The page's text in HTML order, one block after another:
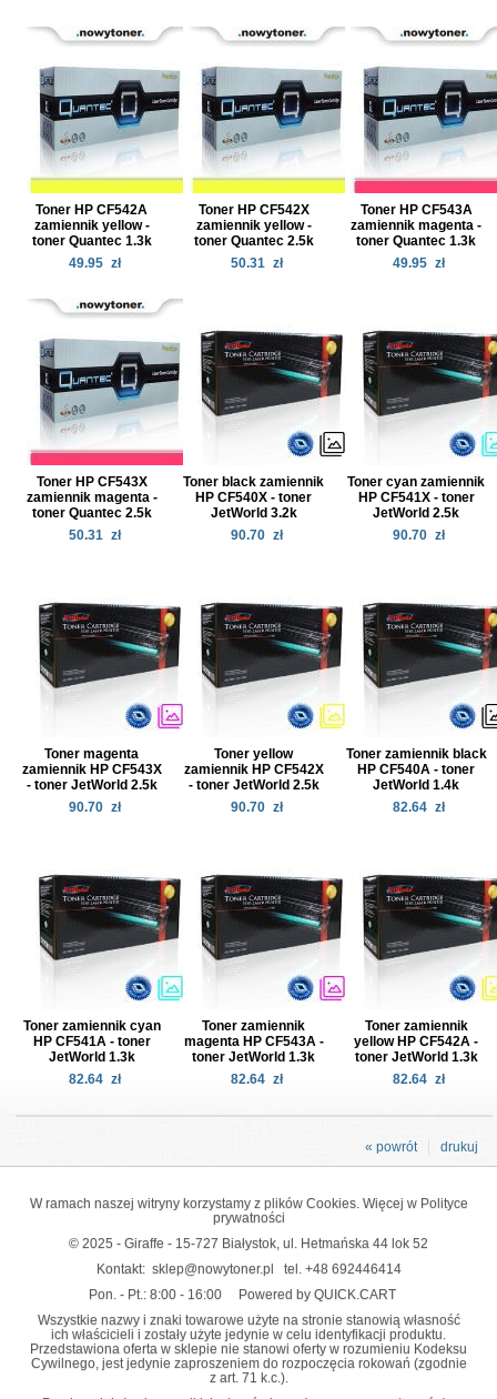
Toner HP CF542A
zamiennik yellow -
toner Quantec 1.3k
49.95 zł
Toner HP CF542X
zamiennik yellow -
toner Quantec 2.5k
50.31 zł
Toner HP CF543A
zamiennik magenta -
toner Quantec 1.3k
49.95 zł
Toner HP CF543X
zamiennik magenta -
toner Quantec 2.5k
50.31 zł
Toner black zamiennik
HP CF540X - toner
JetWorld 3.2k
90.70 zł
Toner cyan zamiennik
HP CF541X - toner
JetWorld 2.5k
90.70 zł
Toner magenta
zamiennik HP CF543X
- toner JetWorld 2.5k
90.70 zł
Toner yellow
zamiennik HP CF542X
- toner JetWorld 2.5k
90.70 zł
Toner zamiennik black
HP CF540A - toner
JetWorld 1.4k
82.64 zł
Toner zamiennik cyan
HP CF541A - toner
JetWorld 1.3k
82.64 zł
Toner zamiennik
magenta HP CF543A -
toner JetWorld 1.3k
82.64 zł
Toner zamiennik
yellow HP CF542A -
toner JetWorld 1.3k
82.64 zł
drukuj
« powrót
W ramach naszej witryny korzystamy z plików Cookies. Więcej w Polityce
prywatności
© 2025 - Giraffe - 15-727 Białystok, ul. Hetmańska 44 lok 52
Kontakt: sklep@nowytoner.pl tel. +48 692446414
Pon. - Pt.: 8:00 - 16:00
Powered by QUICK.CART
Wszystkie nazwy i znaki towarowe użyte na stronie stanowią własność
ich właścicieli i zostały użyte jedynie w celu identyfikacji produktu.
Przedstawiona oferta w sklepie nie stanowi oferty w rozumieniu Kodeksu
Cywilnego, jest jedynie zaproszeniem do rozpoczęcia rokowań (zgodnie
z art. 71 k.c.).